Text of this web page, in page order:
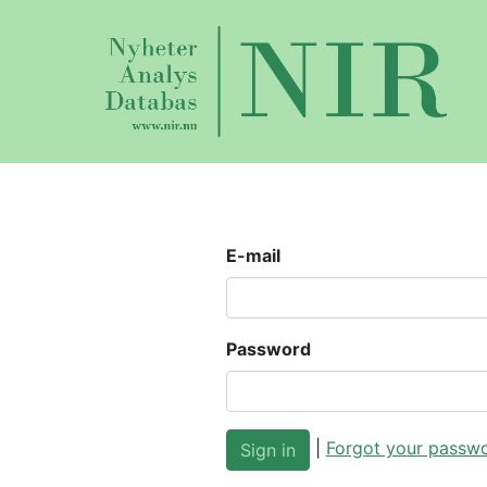
E-mail
Password
Forgot your